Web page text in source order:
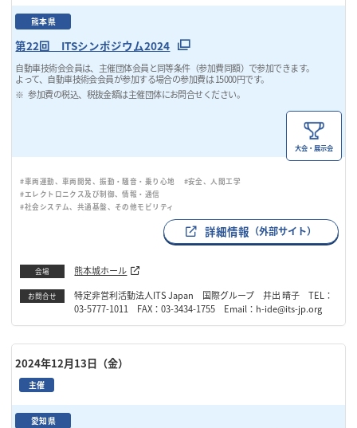
熊本県
第22回 ITSシンポジウム2024
自動車技術会会員は、主催団体会員と同等条件（参加費同額）で参加できます。
よって、自動車技術会会員が参加する場合の参加費は 15000円です。
参加費の税込、税抜金額は主催団体にお問合せください。
大会・展示会
#車両運動、車両開発、振動・騒音・乗り心地
#安全、人間工学
#エレクトロニクス及び制御、情報・通信
#社会システム、共通基盤、その他モビリティ
詳細情報 （外部サイト）
会場 熊本城ホール
お問合せ
特定非営利活動法人ITS Japan 国際グループ 井出 晴子 TEL：
03-5777-1011 FAX：03-3434-1755 Email：h-ide@its-jp.org
2024年12月13日（金）
主催
愛知県